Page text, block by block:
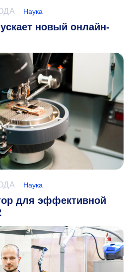
Наука
новый онлайн-
Наука
для эффективной